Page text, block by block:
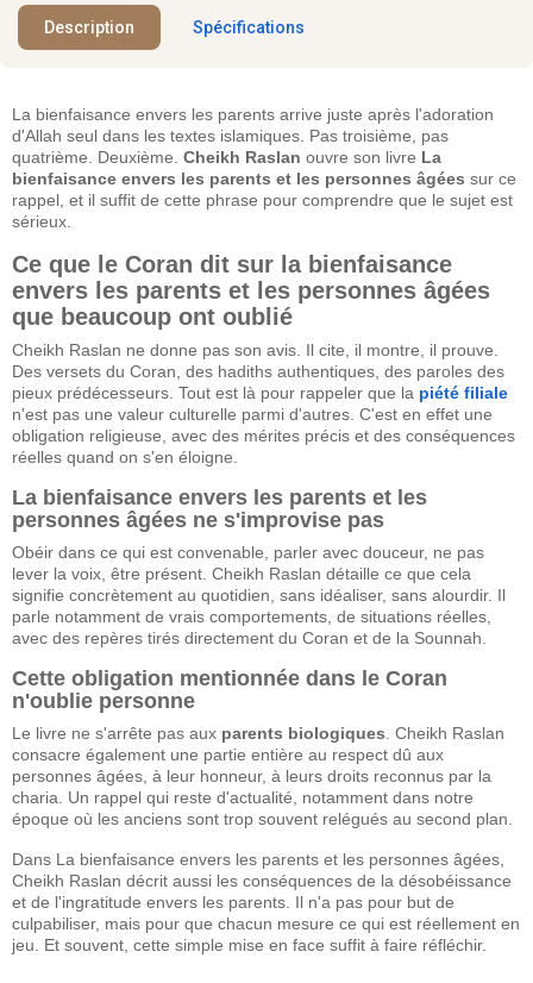
Description Spécifications
La bienfaisance envers les parents arrive juste après l'adoration
d'Allah seul dans les textes islamiques. Pas troisième, pas
quatrième. Deuxième. Cheikh Raslan ouvre son livre La
bienfaisance envers les parents et les personnes âgées sur ce
rappel, et il suffit de cette phrase pour comprendre que le sujet est
sérieux.
Ce que le Coran dit sur la bienfaisance
envers les parents et les personnes âgées
que beaucoup ont oublié
Cheikh Raslan ne donne pas son avis. Il cite, il montre, il prouve.
Des versets du Coran, des hadiths authentiques, des paroles des
pieux prédécesseurs. Tout est là pour rappeler que la piété filiale
n'est pas une valeur culturelle parmi d'autres. C'est en effet une
obligation religieuse, avec des mérites précis et des conséquences
réelles quand on s'en éloigne.
La bienfaisance envers les parents et les
personnes âgées ne s'improvise pas
Obéir dans ce qui est convenable, parler avec douceur, ne pas
lever la voix, être présent. Cheikh Raslan détaille ce que cela
signifie concrètement au quotidien, sans idéaliser, sans alourdir. Il
parle notamment de vrais comportements, de situations réelles,
avec des repères tirés directement du Coran et de la Sounnah.
Cette obligation mentionnée dans le Coran
n'oublie personne
Le livre ne s'arrête pas aux parents biologiques . Cheikh Raslan
consacre également une partie entière au respect dû aux
personnes âgées, à leur honneur, à leurs droits reconnus par la
charia. Un rappel qui reste d'actualité, notamment dans notre
époque où les anciens sont trop souvent relégués au second plan.
Dans La bienfaisance envers les parents et les personnes âgées,
Cheikh Raslan décrit aussi les conséquences de la désobéissance
et de l'ingratitude envers les parents. Il n'a pas pour but de
culpabiliser, mais pour que chacun mesure ce qui est réellement en
jeu. Et souvent, cette simple mise en face suffit à faire réfléchir.